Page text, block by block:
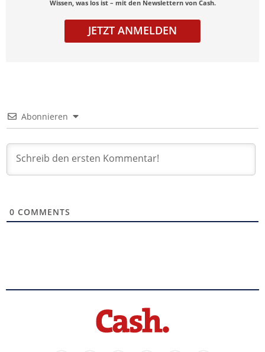
Wissen, was los ist – mit den Newslettern von Cash.
JETZT ANMELDEN
Abonnieren
0 COMMENTS